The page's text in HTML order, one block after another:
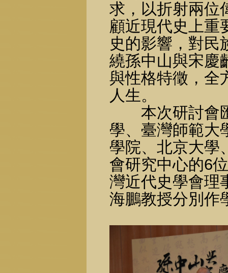
求，以折射兩位
顧近現代史上重
史的影響，對民
繞孫中山與宋慶
與性格特徵，全
人生。
本次研討會匯
學、臺灣師範大
學院、北京大學
會研究中心的6
灣近代史學會理
海鵬教授分別作